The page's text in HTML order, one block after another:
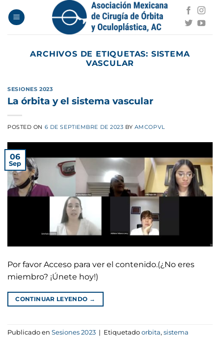
ARCHIVOS DE ETIQUETAS: SISTEMA
VASCULAR
SESIONES 2023
La órbita y el sistema vascular
POSTED ON 6 DE SEPTIEMBRE DE 2023 BY AMCOPVL
06
Sep
Por favor Acceso para ver el contenido.(¿No eres
miembro? ¡Únete hoy!)
CONTINUAR LEYENDO →
Publicado en Sesiones 2023 | Etiquetado orbita, sistema